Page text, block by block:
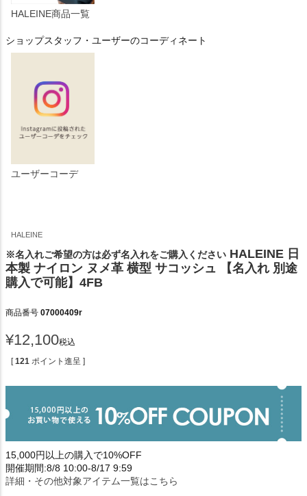
HALEINE商品一覧
ショップスタッフ・ユーザーのコーディネート
ユーザーコーデ
HALEINE
※名入れご希望の方は必ず名入れをご購入ください HALEINE 日
本製 ナイロン ヌメ革 横型 サコッシュ 【名入れ 別途
購入で可能】4FB
商品番号 07000409r
¥12,100税込
[ 121 ポイント進呈 ]
15,000円以上の購入で10%OFF
開催期間:8/8 10:00-8/17 9:59
詳細・その他対象アイテム一覧はこちら